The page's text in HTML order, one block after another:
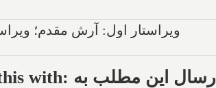
ویراستار اول: آرش مقدم؛
Share this with: ارسال این مطلب به